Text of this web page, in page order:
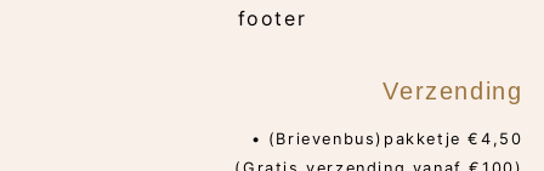
Verzending
• (Brievenbus)pakketje €4,50